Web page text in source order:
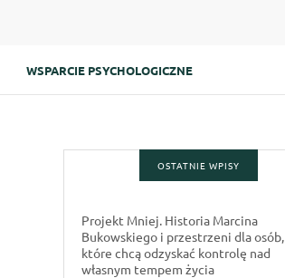
WSPARCIE PSYCHOLOGICZNE
OSTATNIE WPISY
Projekt Mniej. Historia Marcina
Bukowskiego i przestrzeni dla osób,
które chcą odzyskać kontrolę nad
własnym tempem życia